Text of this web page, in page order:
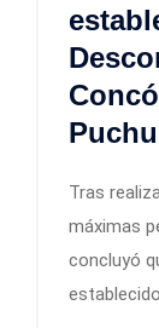
Tras
máximas
concluyó